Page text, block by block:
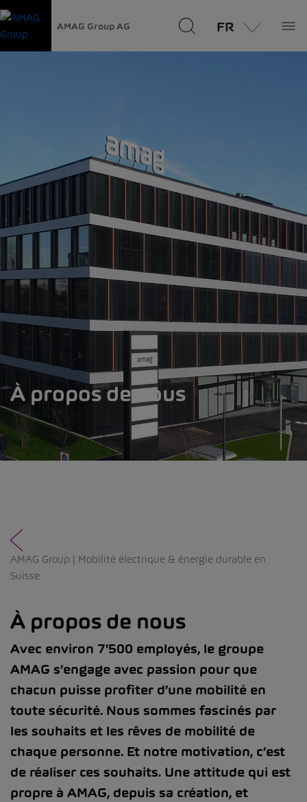
AMAG Group AG FR
À propos de nous
AMAG Group | Mobilité électrique & énergie durable en
Suisse
À propos de nous
Avec environ 7'500 employés, le groupe
AMAG s’engage avec passion pour que
chacun puisse profiter d’une mobilité en
toute sécurité. Nous sommes fascinés par
les souhaits et les rêves de mobilité de
chaque personne. Et notre motivation, c’est
de réaliser ces souhaits. Une attitude qui est
propre à AMAG, depuis sa création, et